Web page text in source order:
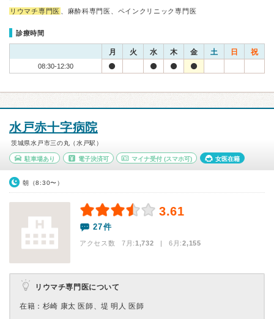
リウマチ専門医 、麻酔科専門医、ペインクリニック専門医
診療時間
月 火 水 木 金 土 日 祝
08:30-12:30
水戸赤十字病院
茨城県水戸市三の丸（水戸駅）
駐車場あり 電子決済可 マイナ受付 (スマホ可) 女医在籍
朝（8:30〜）
3.61
27件
アクセス数 7月:1,732 | 6月:2,155
リウマチ専門医について
在籍：杉崎 康太 医師、堤 明人 医師